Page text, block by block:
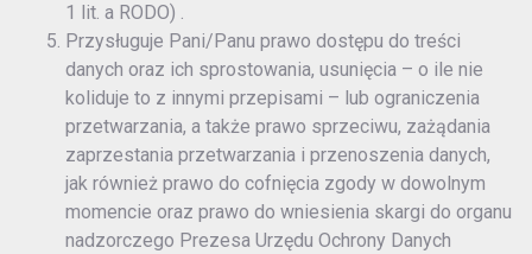
1 lit. a RODO) .
Przysługuje Pani/Panu prawo dostępu do treści
danych oraz ich sprostowania, usunięcia – o ile nie
koliduje to z innymi przepisami – lub ograniczenia
przetwarzania, a także prawo sprzeciwu, zażądania
zaprzestania przetwarzania i przenoszenia danych,
jak również prawo do cofnięcia zgody w dowolnym
momencie oraz prawo do wniesienia skargi do organu
nadzorczego Prezesa Urzędu Ochrony Danych